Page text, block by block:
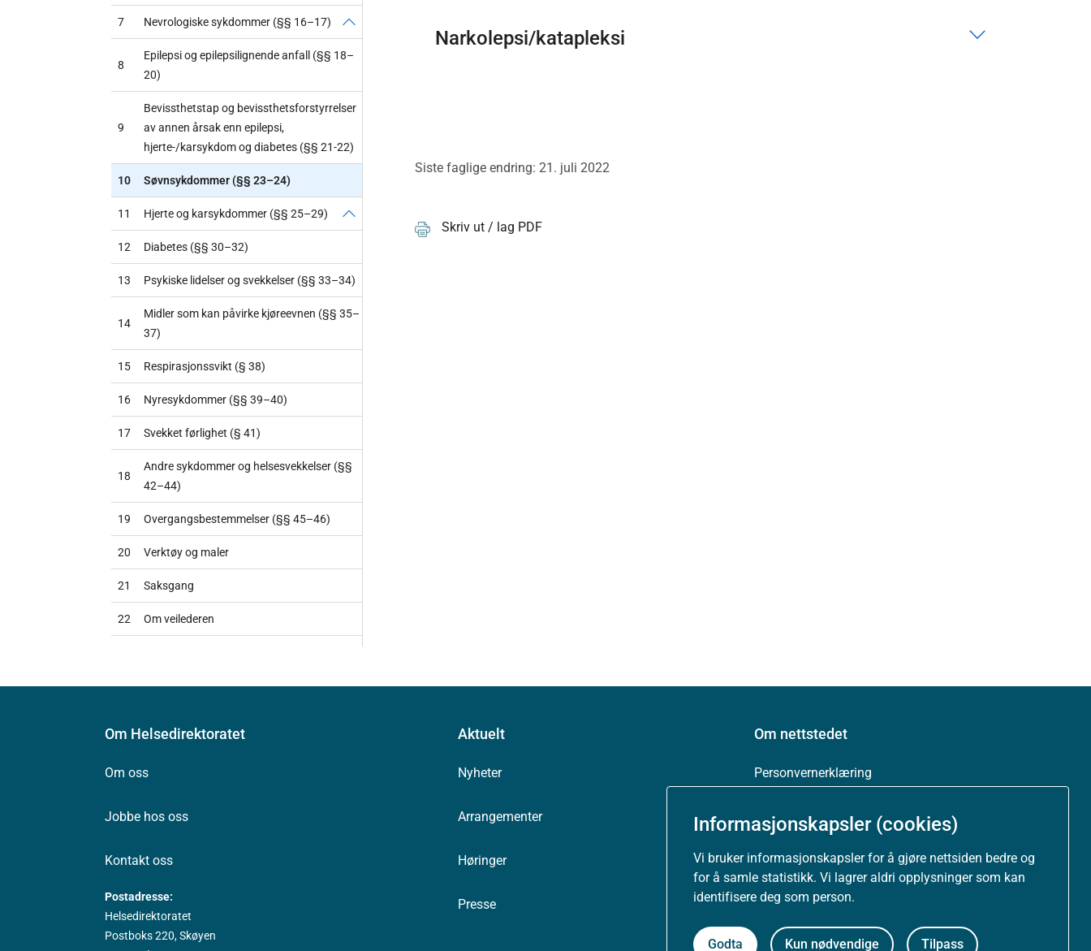
Informasjonskapsler (cookies)
Vi bruker informasjonskapsler for å gjøre nettsiden bedre og
for å samle statistikk. Vi lagrer aldri opplysninger som kan
identifisere deg som person.
Godta Kun nødvendige Tilpass
7 Nevrologiske sykdommer (§§ 16–17)
8
Epilepsi og epilepsilignende anfall (§§ 18–
20)
9
Bevissthetstap og bevissthetsforstyrrelser
av annen årsak enn epilepsi,
hjerte-/karsykdom og diabetes (§§ 21-22)
10 Søvnsykdommer (§§ 23–24)
11 Hjerte og karsykdommer (§§ 25–29)
12 Diabetes (§§ 30–32)
13 Psykiske lidelser og svekkelser (§§ 33–34)
14
Midler som kan påvirke kjøreevnen (§§ 35–
37)
15 Respirasjonssvikt (§ 38)
16 Nyresykdommer (§§ 39–40)
17 Svekket førlighet (§ 41)
18
Andre sykdommer og helsesvekkelser (§§
42–44)
19 Overgangsbestemmelser (§§ 45–46)
20 Verktøy og maler
21 Saksgang
22 Om veilederen
Narkolepsi/katapleksi
Siste faglige endring: 21. juli 2022
Skriv ut / lag PDF
Om Helsedirektoratet
Om oss
Jobbe hos oss
Kontakt oss
Postadresse:
Helsedirektoratet
Postboks 220, Skøyen
Aktuelt
Nyheter
Arrangementer
Høringer
Presse
Om nettstedet
Personvernerklæring
Tilgjengelighetserklæring (uustatus.no)
Besøksstatistikk og informasjonskapsler
Nyhetsvarsel og abonnement
Åpne data (API)